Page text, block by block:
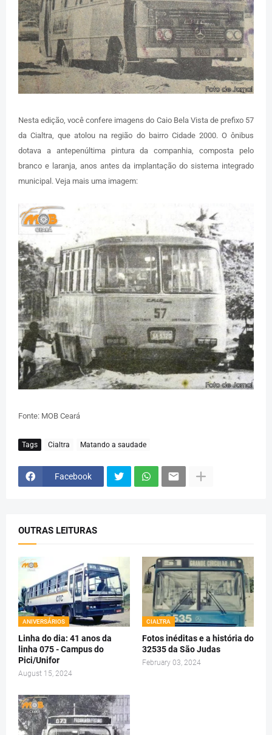
Nesta edição, você confere imagens do Caio Bela Vista de prefixo 57
da Cialtra, que atolou na região do bairro Cidade 2000. O ônibus
dotava a antepenúltima pintura da companhia, composta pelo
branco e laranja, anos antes da implantação do sistema integrado
municipal. Veja mais uma imagem:
Fonte: MOB Ceará
Tags Cialtra Matando a saudade
Facebook
OUTRAS LEITURAS
ANIVERSÁRIOS
Linha do dia: 41 anos da
linha 075 - Campus do
Pici/Unifor
August 15, 2024
CIALTRA
Fotos inéditas e a história do
32535 da São Judas
February 03, 2024